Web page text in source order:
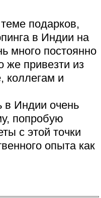
подарков,
в Индии на
много постоянно
же привезти из
и
в Индии очень
попробую
с этой точки
опыта как